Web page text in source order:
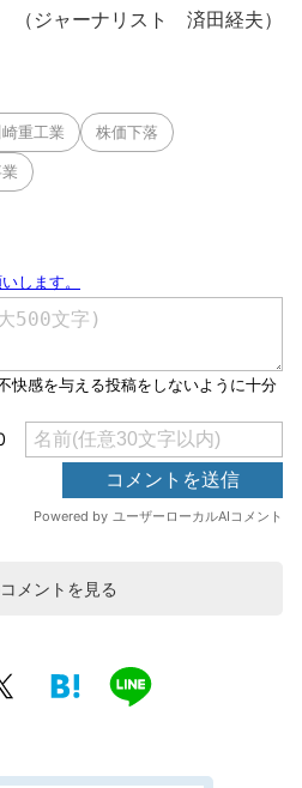
（ジャーナリスト 済田経夫）
崎重工業 株価下落
メントを見る